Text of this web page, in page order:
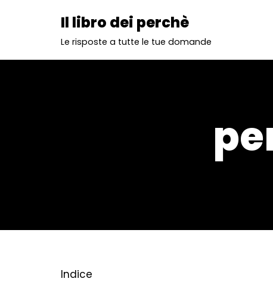
Il libro dei perchè
Le risposte a tutte le tue domande
Indice